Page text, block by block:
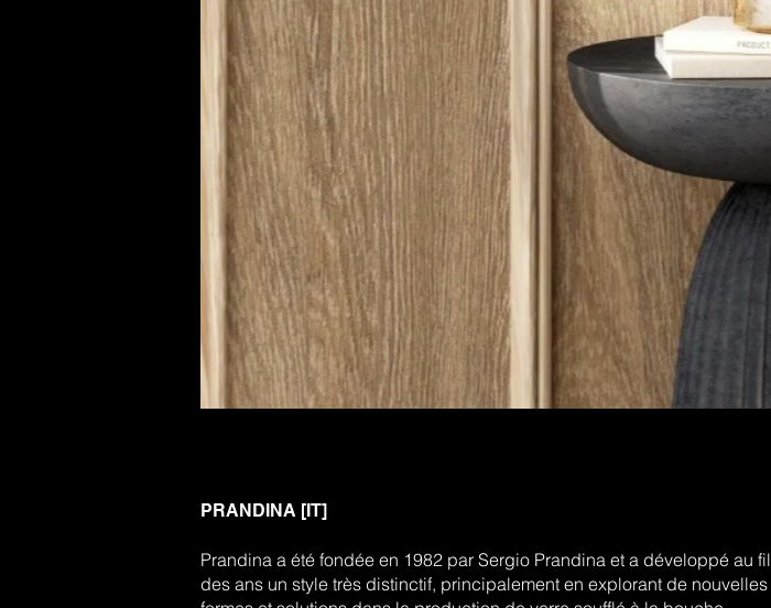
PRANDINA [IT]
Prandina a été fondée en 1982 par Sergio Prandina et a développé au fil
des ans un style très distinctif, principalement en explorant de nouvelles